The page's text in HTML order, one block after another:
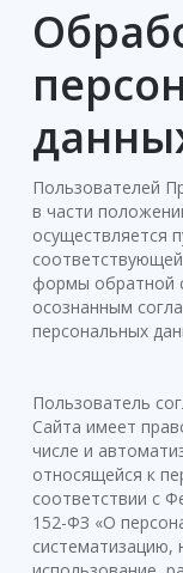
Пользователей
в части
осуществляется
формы обратной
осознанным
персональных
Пользователь
Сайта имеет
числе и
относящейся к
соответствии с
152-ФЗ «О
систематизацию,